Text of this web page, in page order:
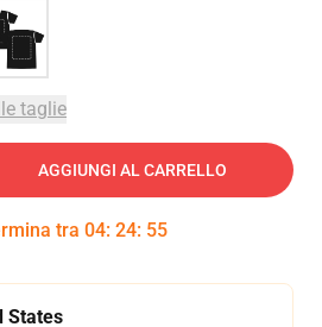
taglie
AGGIUNGI AL CARRELLO
tra 04: 24: 54
States